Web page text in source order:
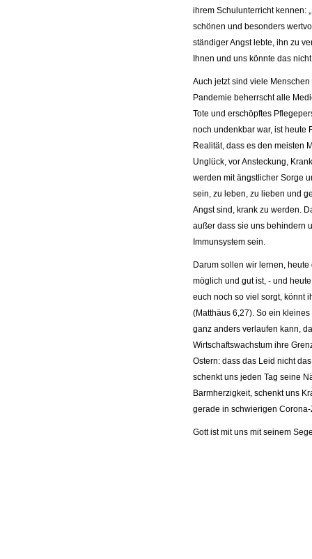
ihrem Schulunterricht kennen:
schönen und besonders
ständiger Angst lebte, ihn zu
Ihnen und uns könnte das
Auch jetzt sind viele
Pandemie beherrscht alle
Tote und erschöpftes
noch undenkbar war, ist heute
Realität, dass es den meisten
Unglück, vor Ansteckung,
werden mit ängstlicher Sorge
sein, zu leben, zu lieben und
Angst sind, krank zu werden.
außer dass sie uns behindern
Immunsystem sein.
Darum sollen wir lernen,
möglich und gut ist, - und
euch noch so viel sorgt, könnt
(Matthäus 6,27). So ein
ganz anders verlaufen kann,
Wirtschaftswachstum ihre
Ostern: dass das Leid nicht
schenkt uns jeden Tag seine
Barmherzigkeit, schenkt uns
gerade in schwierigen Corona-
Gott ist mit uns mit seinem